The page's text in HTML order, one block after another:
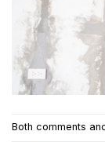
Both comments